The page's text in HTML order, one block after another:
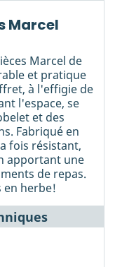
Marcel
Marcel de
et pratique
à l'effigie de
l'espace, se
et des
Fabriqué en
fois résistant,
apportant une
de repas.
en herbe!